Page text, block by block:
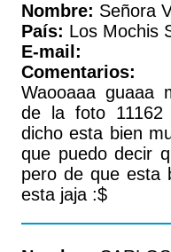
Nombre: Señora
País: Los Mochis
E-mail:
Comentarios:
Waooaaa guaaa
de la foto 11162
dicho esta bien
que puedo decir
pero de que esta
esta jaja :$